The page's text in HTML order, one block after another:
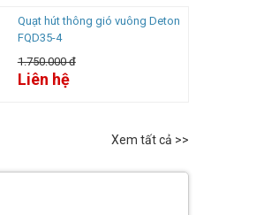
Quạt hút thông gió vuông Deton
FQD35-4
1.750.000 đ
Liên hệ
Xem tất cả >>